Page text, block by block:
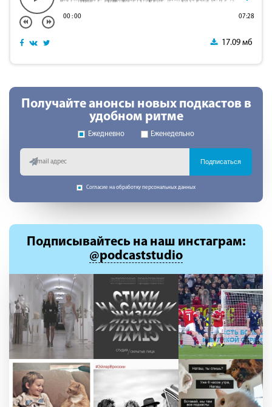
00:00 07:28
17.09 мб
Получайте анонсы новых подкастов в
удобном ритме
Ежедневно Еженедельно
Подписаться
Согласие на обработку персональных данных
Подписывайтесь на наш инстаграм:
@podcaststudio